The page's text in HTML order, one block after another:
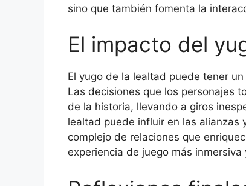
sino que también fomenta la
El impacto del
El yugo de la lealtad puede tener
Las decisiones que los personajes
de la historia, llevando a giros
lealtad puede influir en las alianzas
complejo de relaciones que
experiencia de juego más inmersiva